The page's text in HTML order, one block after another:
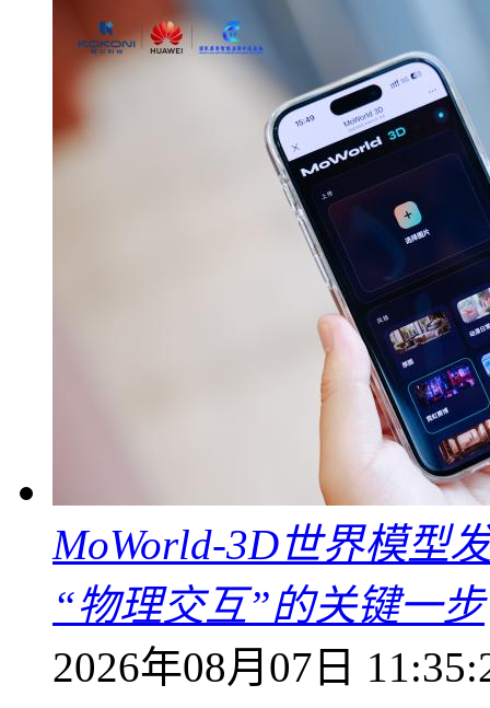
MoWorld-3D世界模型
“物理交互”的关键一步
2026年08月07日